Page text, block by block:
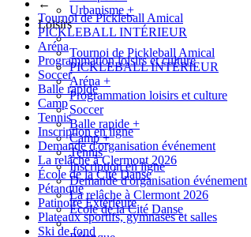
←
Tournoi de Pickleball Amical
PICKLEBALL INTÉRIEUR
Aréna
Programmation loisirs et culture
Soccer
Balle rapide
Camp
Tennis
Inscription en ligne
Demande d'organisation événement
La relâche à Clermont 2026
École de la Cité Danse
Pétanque
Patinoire Extérieure
Plateaux sportifs, gymnases et salles
Ski de fond
Urbanisme +
Loisirs
Tournoi de Pickleball Amical
PICKLEBALL INTÉRIEUR
Aréna +
Programmation loisirs et culture
Soccer
Balle rapide +
Camp+
Tennis
Inscription en ligne
Demande d'organisation événement
La relâche à Clermont 2026
École de la Cité Danse